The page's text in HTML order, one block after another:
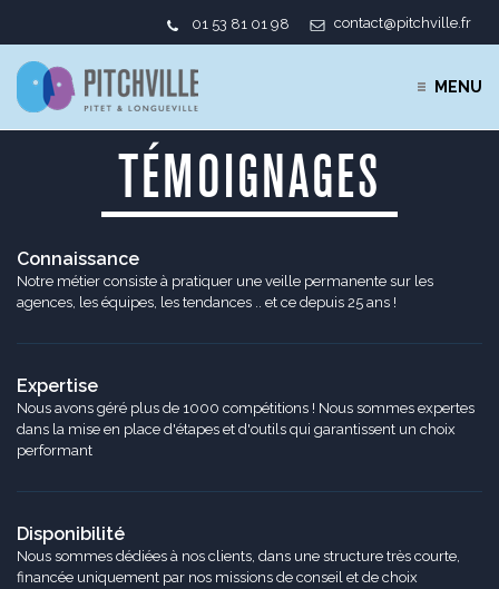
01 53 81 01 98 contact@pitchville.fr
MENU
TÉMOIGNAGES
Connaissance
Notre métier consiste à pratiquer une veille permanente sur les
agences, les équipes, les tendances .. et ce depuis 25 ans !
Expertise
Nous avons géré plus de 1000 compétitions ! Nous sommes expertes
dans la mise en place d'étapes et d'outils qui garantissent un choix
performant
Disponibilité
Nous sommes dédiées à nos clients, dans une structure très courte,
financée uniquement par nos missions de conseil et de choix